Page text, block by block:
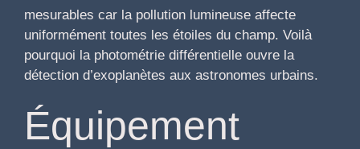
mesurables car la pollution lumineuse affecte
uniformément toutes les étoiles du champ. Voilà
pourquoi la photométrie différentielle ouvre la
détection d’exoplanètes aux astronomes urbains.
Équipement